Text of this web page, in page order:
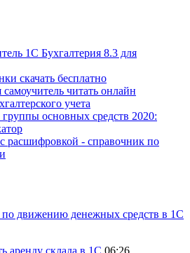
1С Бухгалтерия 8.3 для
скачать бесплатно
самоучитель читать онлайн
учета
основных средств 2020:
расшифровкой - справочник по
по движению денежных средств в 1С
аренду склада в 1С 06:26